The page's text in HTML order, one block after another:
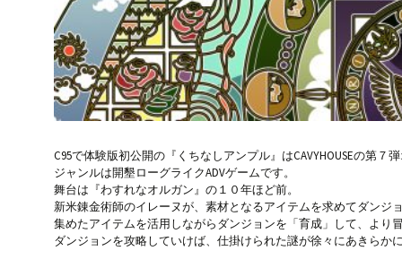
C95で体験版初公開の『くちなしアンプル』はCAVYHOUSEの第７
ジャンルは開墾ローグライクADVゲームです。
舞台は『わすれなオルガン』の１０年ほど前。
新米錬金術師のイレーヌが、素材となるアイテムを求めてダンジ
集めたアイテムを活用しながらダンジョンを「育成」して、より
ダンジョンを攻略していけば、仕掛けられた謎が徐々にあきらか